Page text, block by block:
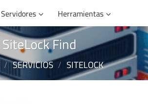
Servidores
Herramientas
SiteLock Find
/ SERVICIOS / SITELOCK